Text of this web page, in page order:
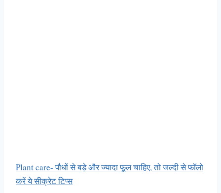
Plant care- पौधों से बड़े और ज्यादा फूल चाहिए, तो जल्दी से फॉलो
करें ये सीक्रेट टिप्स